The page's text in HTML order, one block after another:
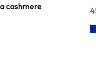
cashmere